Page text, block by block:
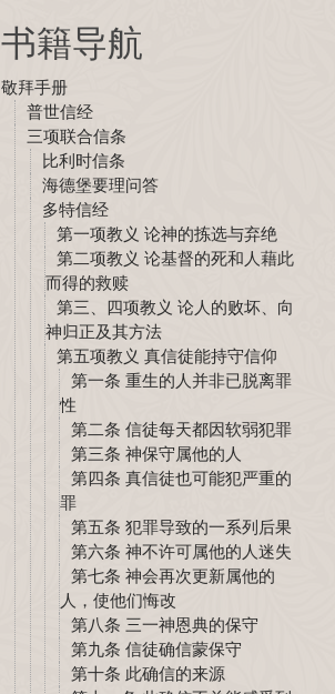
书籍导航
敬拜手册
普世信经
三项联合信条
比利时信条
海德堡要理问答
多特信经
第一项教义 论神的拣选与弃绝
第二项教义 论基督的死和人藉此
而得的救赎
第三、四项教义 论人的败坏、向
神归正及其方法
第五项教义 真信徒能持守信仰
第一条 重生的人并非已脱离罪
性
第二条 信徒每天都因软弱犯罪
第三条 神保守属他的人
第四条 真信徒也可能犯严重的
罪
第五条 犯罪导致的一系列后果
第六条 神不许可属他的人迷失
第七条 神会再次更新属他的
人，使他们悔改
第八条 三一神恩典的保守
第九条 信徒确信蒙保守
第十条 此确信的来源